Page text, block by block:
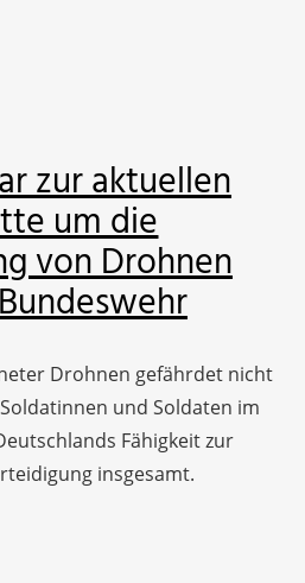
zur aktuellen
um die
von Drohnen
Drohnen gefährdet nicht
und Soldaten im
Fähigkeit zur
insgesamt.